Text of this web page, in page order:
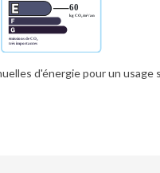
d'énergie pour un